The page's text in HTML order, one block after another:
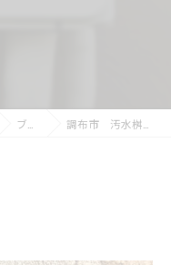
ブログ 調布市 汚水桝 詰まり